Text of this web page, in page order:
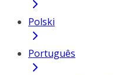
Polski
Português